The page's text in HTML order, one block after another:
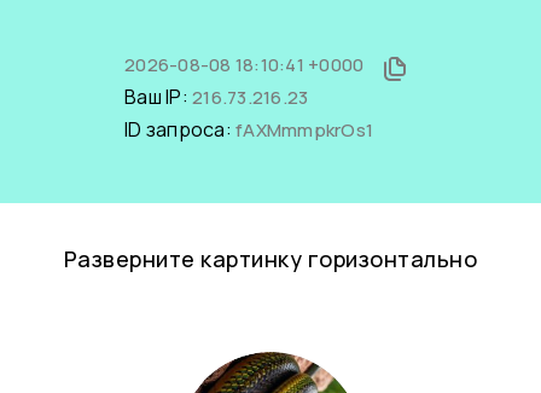
2026-08-08 18:10:41 +0000
Ваш IP: 216.73.216.23
ID запроса: fAXMmmpkrOs1
Разверните картинку горизонтально